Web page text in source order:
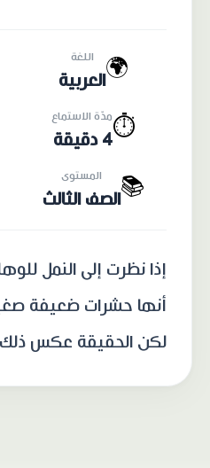
🌍 اللغة
العربية
⏱️مدّة الاستماع
4 دقيقة
📚 المستوى
الصف الثالث
إذا نظرت إلى النمل
أنها حشرات ضعيفة
لكن الحقيقة عكس ذلك